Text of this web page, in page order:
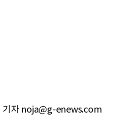
기자 noja@g-enews.com